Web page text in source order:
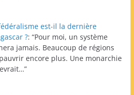
est-il la dernière
?: “Pour moi, un système
jamais. Beaucoup de régions
encore plus. Une monarchie
”